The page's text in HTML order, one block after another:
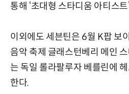
통해 ‘초대형 스타디움 아티스
이외에도 세븐틴은 6월 K팝 보
음악 축제 글래스턴베리 메인
는 독일 롤라팔루자 베를린에
한다.